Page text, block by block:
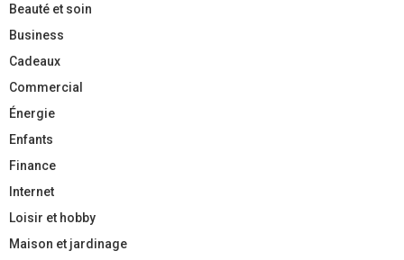
Beauté et soin
Business
Cadeaux
Commercial
Énergie
Enfants
Finance
Internet
Loisir et hobby
Maison et jardinage